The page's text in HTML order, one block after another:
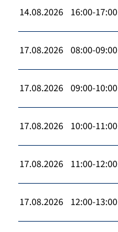
14.08.2026 16:00-17:00
17.08.2026 08:00-09:00
17.08.2026 09:00-10:00
17.08.2026 10:00-11:00
17.08.2026 11:00-12:00
17.08.2026 12:00-13:00